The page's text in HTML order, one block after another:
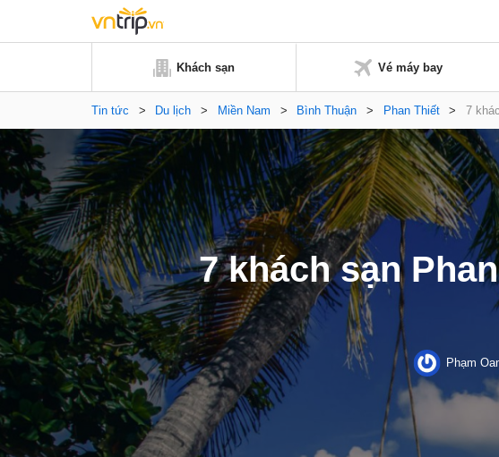
Khách sạn Vé máy bay
Tin tức > Du lịch > Miền Nam > Bình Thuận > Phan Thiết > 7
7 khách sạn
Phạm